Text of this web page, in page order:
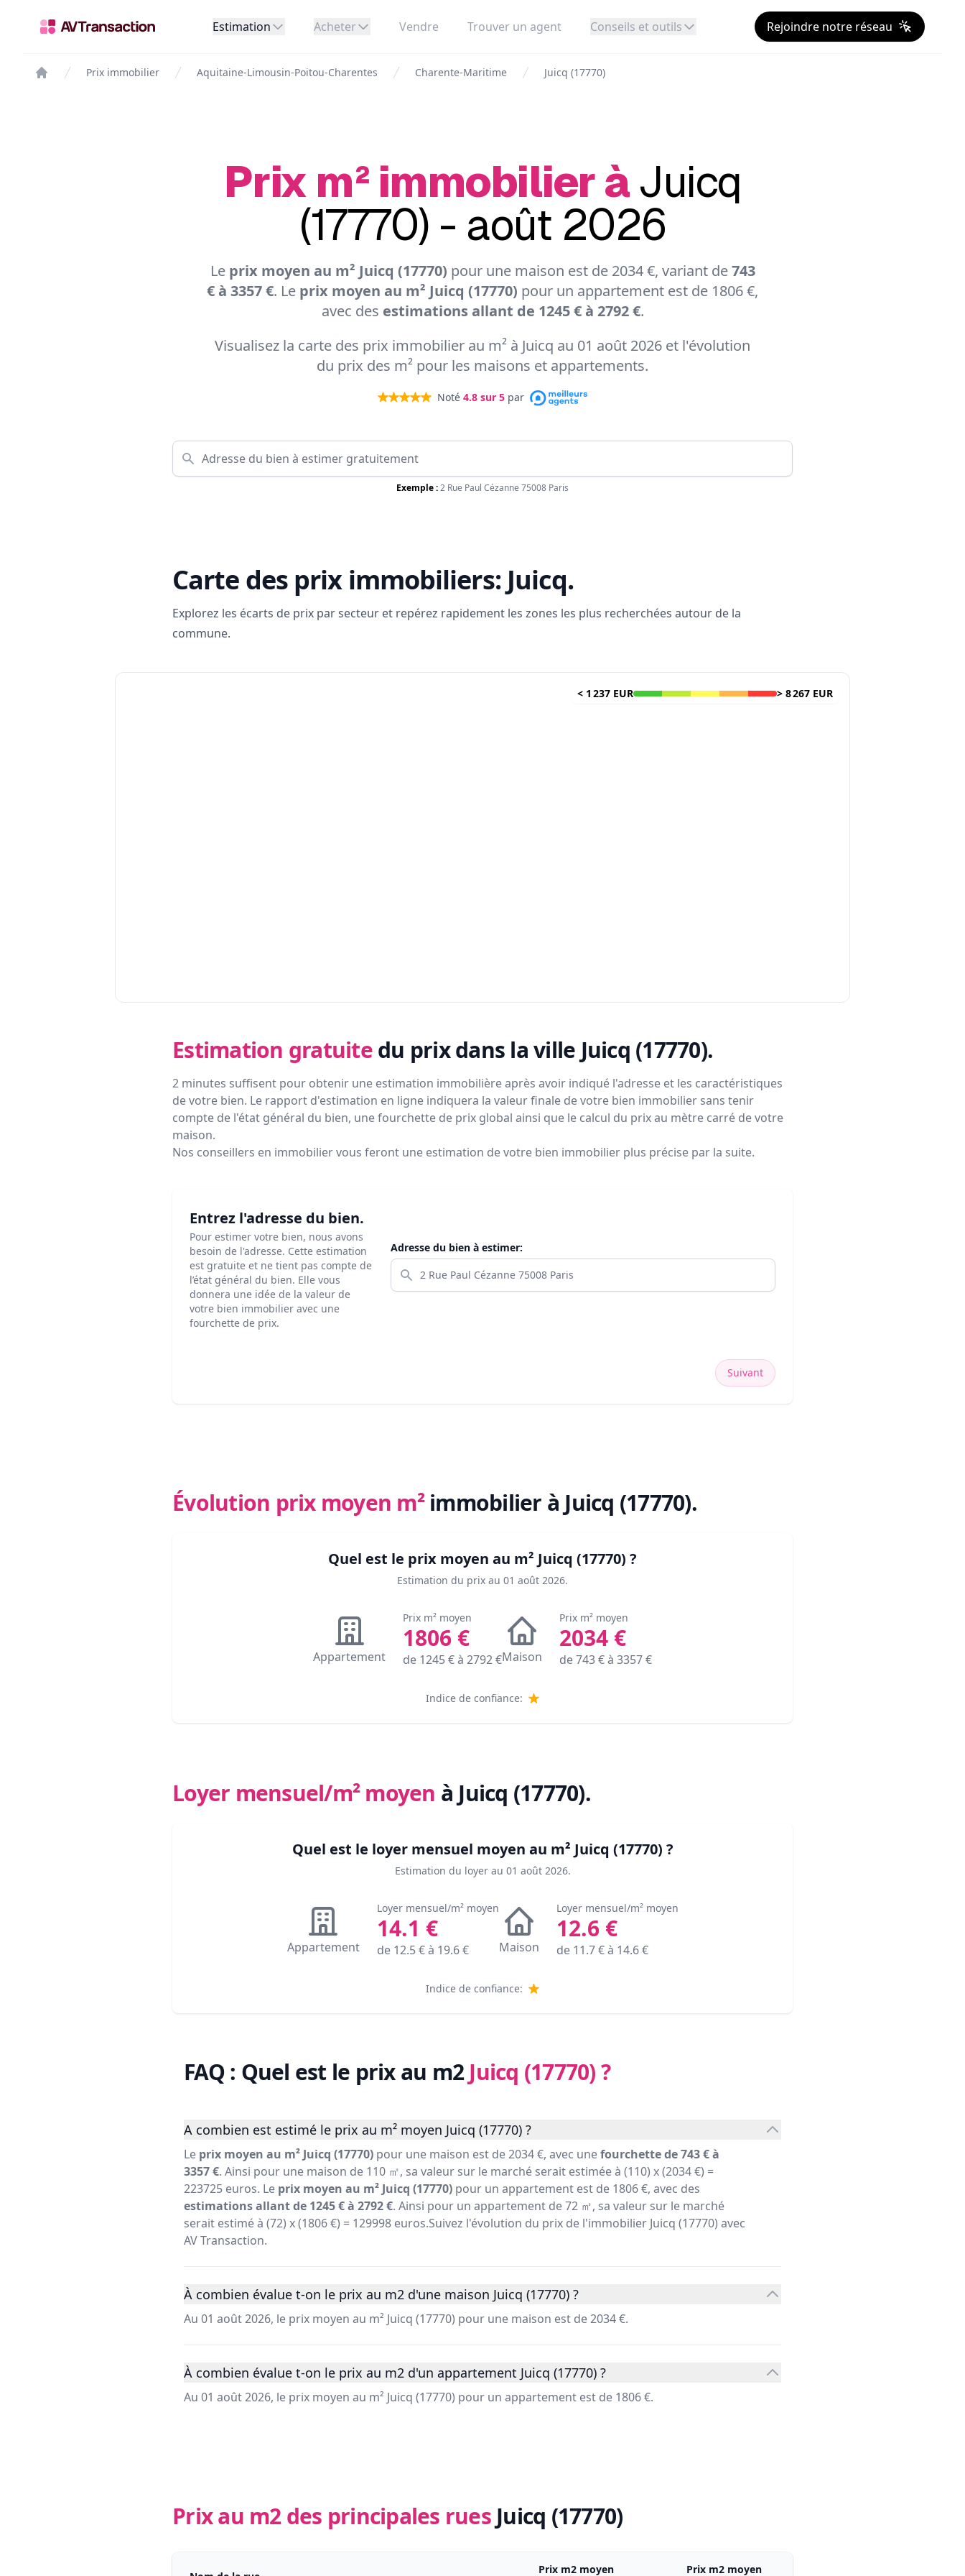
Estimation Acheter Vendre Trouver un agent Conseils et outils Rejoindre notre réseau
Prix immobilier Aquitaine-Limousin-Poitou-Charentes Charente-Maritime Juicq (17770)
Prix m² immobilier àJuicq
(17770) - août 2026
Le prix moyen au m² Juicq (17770) pour une maison est de 2034 €, variant de743
€ à 3357 €. Le prix moyen au m² Juicq (17770) pour un appartement est de 1806 €,
avec des estimations allant de 1245 € à 2792 €.
Visualisez la carte des prix immobilier au m² à Juicq au 01 août 2026 et l'évolution
du prix des m² pour les maisons et appartements.
Noté 4.8 sur 5 par
Exemple :2 Rue Paul Cézanne 75008 Paris
Carte des prix immobiliers: Juicq.
Explorez les écarts de prix par secteur et repérez rapidement les zones les plus recherchées autour de la
commune.
< 1 237 EUR > 8 267 EUR
Estimation gratuite du prixdans la ville Juicq (17770).
2 minutes suffisent pour obtenir une estimation immobilière après avoir indiqué l'adresse et les caractéristiques
de votre bien. Le rapport d'estimation en ligne indiquera la valeur finale de votre bien immobilier sans tenir
compte de l'état général du bien, une fourchette de prix global ainsi que le calcul du prix au mètre carré de votre
maison.
Nos conseillers en immobilier vous feront une estimation de votre bien immobilier plus précise par la suite.
Entrez l'adresse du bien.
Pour estimer votre bien, nous avons
besoin de l'adresse. Cette estimation
est gratuite et ne tient pas compte de
l’état général du bien. Elle vous
donnera une idée de la valeur de
votre bien immobilier avec une
fourchette de prix.
Adresse du bien à estimer:
Suivant
Évolution prix moyen m² immobilier à Juicq (17770).
Quel est le prix moyen au m² Juicq (17770) ?
Estimation du prix au 01 août 2026.
Appartement
Prix m² moyen
1806 €
de 1245€ à 2792€Maison
Prix m² moyen
2034 €
de743€ à 3357€
Indice de confiance:
Loyer mensuel/m² moyen à Juicq (17770).
Quel est le loyer mensuel moyen au m² Juicq (17770) ?
Estimation du loyer au 01 août 2026.
Appartement
Loyer mensuel/m² moyen
14.1 €
de 12.5€ à 19.6€ Maison
Loyer mensuel/m² moyen
12.6€
de 11.7€ à 14.6€
Indice de confiance:
FAQ : Quel est le prix au m2Juicq (17770)?
A combien est estimé le prix au m² moyen Juicq (17770) ?
Le prix moyen au m² Juicq (17770) pour une maison est de 2034 €, avec unefourchette de 743 € à
3357 €. Ainsi pour une maison de 110 ㎡, sa valeur sur le marché serait estimée à (110) x (2034 €) =
223725 euros. Le prix moyen au m² Juicq (17770) pour un appartement est de 1806 €, avec des
estimations allant de 1245 € à 2792 €. Ainsi pour un appartement de 72 ㎡, sa valeur sur le marché
serait estimé à (72) x (1806 €) = 129998 euros.Suivez l'évolution du prix de l'immobilier Juicq (17770) avec
AV Transaction.
À combien évalue t-on le prix au m2 d'une maison Juicq (17770) ?
Au 01 août 2026, le prix moyen au m² Juicq (17770) pour une maison est de 2034 €.
À combien évalue t-on le prix au m2 d'un appartement Juicq (17770) ?
Au 01 août 2026, le prix moyen au m² Juicq (17770) pour un appartement est de 1806 €.
Prix au m2 des principales rues Juicq (17770)
Prix m2 moyen Prix m2 moyen